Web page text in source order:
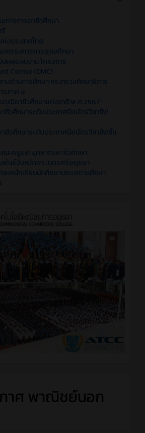
การการอาชีวศึกษา
งประเทศไทย
กรรมการการอุดมศึกษา
ผลแผนงาน โครงการ
Center (DMC)
งด้านการศึกษา กระทรวงศึกษาธิการ
รภาค ๔
ฒิอาชีวศึกษาแห่งชาติ พ.ศ.2567
วศึกษาระดับประกาศนียบัตรวิชาชีพ
วศึกษาระดับประกาศนียบัตรวิชาชีพชั้น
ะครูและบุคลากรอาชีวศึกษา
พันธ์จังหวัดพระนครศรีอยุธยา
ดผลนักเรียนนักศึกษาของสถานศึกษา
กาศ พาณิชย์นอก